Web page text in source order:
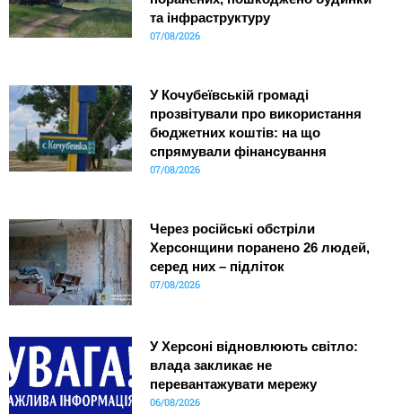
та інфраструктуру
07/08/2026
У Кочубеївській громаді
прозвітували про використання
бюджетних коштів: на що
спрямували фінансування
07/08/2026
Через російські обстріли
Херсонщини поранено 26 людей,
серед них – підліток
07/08/2026
У Херсоні відновлюють світло:
влада закликає не
перевантажувати мережу
06/08/2026